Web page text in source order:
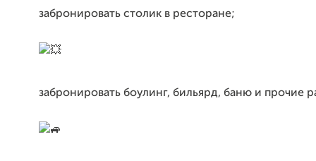
забронировать столик в ресторане;
забронировать боулинг, бильярд, баню и прочие